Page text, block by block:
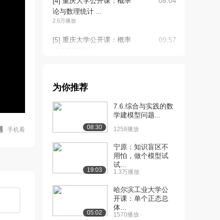
手机看
论与数理统计 ...
2.6万播放
[5] 重庆大学公开课：概率
09:57
论与数理统计 ...
[7] 重庆大学公开课：概率
论与数理统计 ...
09:53
[8] 重庆大学公开课：概率
论与数理统计 ...
08:05
[9] 重庆大学公开课：概率
论与数理统计 ...
2.1万播放
08:57
为你推荐
08:30
7.6.综合与实践的数
学建模型问题...
1258播放
19:03
宁原：知识盲区不
用怕，做个模型试
试...
1.3万播放
05:02
哈尔滨工业大学公
开课：单个正态总
体...
1570播放